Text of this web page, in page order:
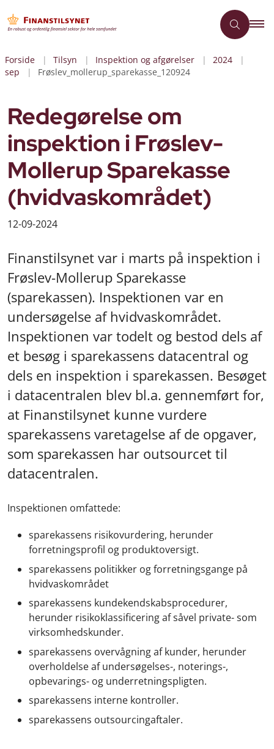
Forside Tilsyn Inspektion og afgørelser
2024
sep
Frøslev_mollerup_sparekasse_120924
Redegørelse om
inspektion i Frøslev-
Mollerup Sparekasse
(hvidvaskområdet)
12-09-2024
Finanstilsynet var i marts på inspektion i
Frøslev-Mollerup Sparekasse
(sparekassen). Inspektionen var en
undersøgelse af hvidvaskområdet.
Inspektionen var todelt og bestod dels af
et besøg i sparekassens datacentral og
dels en inspektion i sparekassen. Besøget
i datacentralen blev bl.a. gennemført for,
at Finanstilsynet kunne vurdere
sparekassens varetagelse af de opgaver,
som sparekassen har outsourcet til
datacentralen.
Inspektionen omfattede:
sparekassens risikovurdering, herunder
forretningsprofil og produktoversigt.
sparekassens politikker og forretningsgange på
hvidvaskområdet
sparekassens kundekendskabsprocedurer,
herunder risikoklassificering af såvel private- som
virksomhedskunder.
sparekassens overvågning af kunder, herunder
overholdelse af undersøgelses-, noterings-,
opbevarings- og underretningspligten.
sparekassens interne kontroller.
sparekassens outsourcingaftaler.